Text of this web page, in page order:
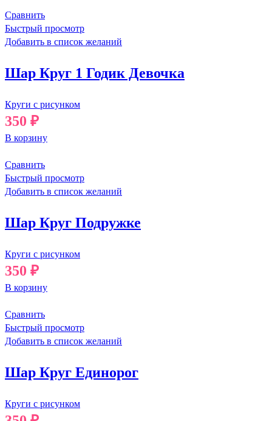
Сравнить
Быстрый просмотр
Добавить в список желаний
Шар Круг 1 Годик Девочка
Круги с рисунком
350 ₽
В корзину
Сравнить
Быстрый просмотр
Добавить в список желаний
Шар Круг Подружке
Круги с рисунком
350 ₽
В корзину
Сравнить
Быстрый просмотр
Добавить в список желаний
Шар Круг Единорог
Круги с рисунком